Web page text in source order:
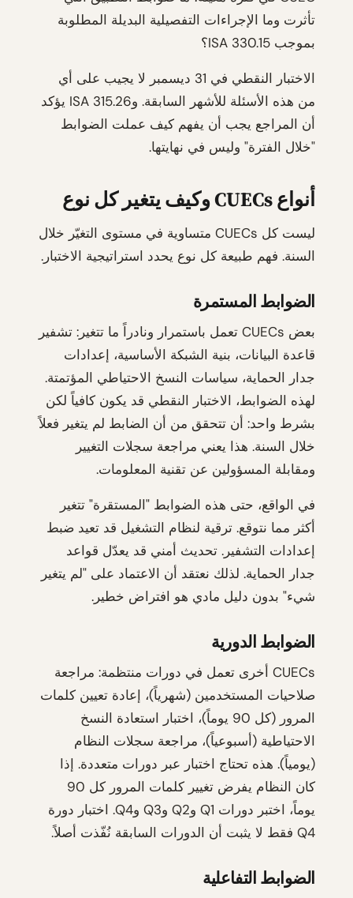
تأثرت وما الإجراءات التفصيلية البديلة المطلوبة
بموجب ISA 330.15؟
الاختبار النقطي في 31 ديسمبر لا يجيب على أي
من هذه الأسئلة للأشهر السابقة. وISA 315.26 يؤكد
أن المراجع يجب أن يفهم كيف عملت الضوابط
"خلال الفترة" وليس في نهايتها.
أنواع CUECs وكيف يتغير كل نوع
ليست كل CUECs متساوية في مستوى التغيّر خلال
السنة. فهم طبيعة كل نوع يحدد استراتيجية الاختبار.
الضوابط المستمرة
بعض CUECs تعمل باستمرار ونادراً ما تتغير: تشفير
قاعدة البيانات، بنية الشبكة الأساسية، إعدادات
جدار الحماية، سياسات النسخ الاحتياطي المؤتمتة.
لهذه الضوابط، الاختبار النقطي قد يكون كافياً لكن
بشرط واحد: أن تتحقق من أن الضابط لم يتغير فعلاً
خلال السنة. هذا يعني مراجعة سجلات التغيير
ومقابلة المسؤولين عن تقنية المعلومات.
في الواقع، حتى هذه الضوابط "المستقرة" تتغير
أكثر مما نتوقع. ترقية لنظام التشغيل قد تعيد ضبط
إعدادات التشفير. تحديث أمني قد يعدّل قواعد
جدار الحماية. لذلك نعتقد أن الاعتماد على "لم يتغير
شيء" بدون دليل مادي هو افتراض خطير.
الضوابط الدورية
CUECs أخرى تعمل في دورات منتظمة: مراجعة
صلاحيات المستخدمين (شهرياً)، إعادة تعيين كلمات
المرور (كل 90 يوماً)، اختبار استعادة النسخ
الاحتياطية (أسبوعياً)، مراجعة سجلات النظام
(يومياً). هذه تحتاج اختبار عبر دورات متعددة. إذا
كان النظام يفرض تغيير كلمات المرور كل 90
يوماً، اختبر دورات Q1 وQ2 وQ3 وQ4. اختبار دورة
Q4 فقط لا يثبت أن الدورات السابقة نُفّذت أصلاً.
الضوابط التفاعلية